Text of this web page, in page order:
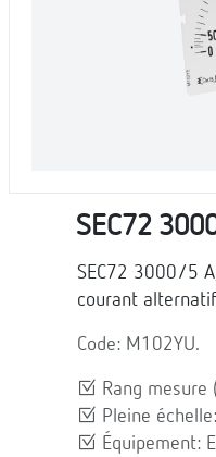
SEC72
SEC72 3000/5
courant
Code: M102YU.
Rang
Pleine
Équipement: